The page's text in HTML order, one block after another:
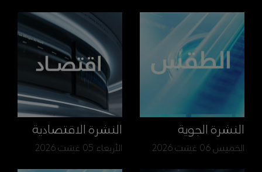
النشرة الجوية
الخميس 06 غشت 2026
النشرة الاقتصادية
الأربعاء 05 غشت 2026